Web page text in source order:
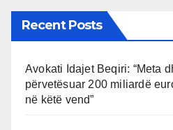
Recent Posts
Avokati Idajet Beqiri: “Meta
përvetësuar 200 miliardë
në këtë vend”